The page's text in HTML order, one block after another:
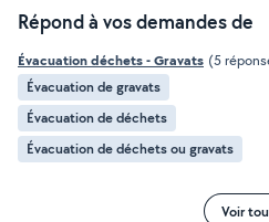
Répond à vos demandes de
Évacuation déchets - Gravats (5
Évacuation de gravats
Évacuation de déchets
Évacuation de déchets ou gravats
Voir